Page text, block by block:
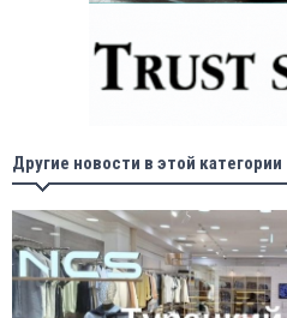
Другие новости в этой категории